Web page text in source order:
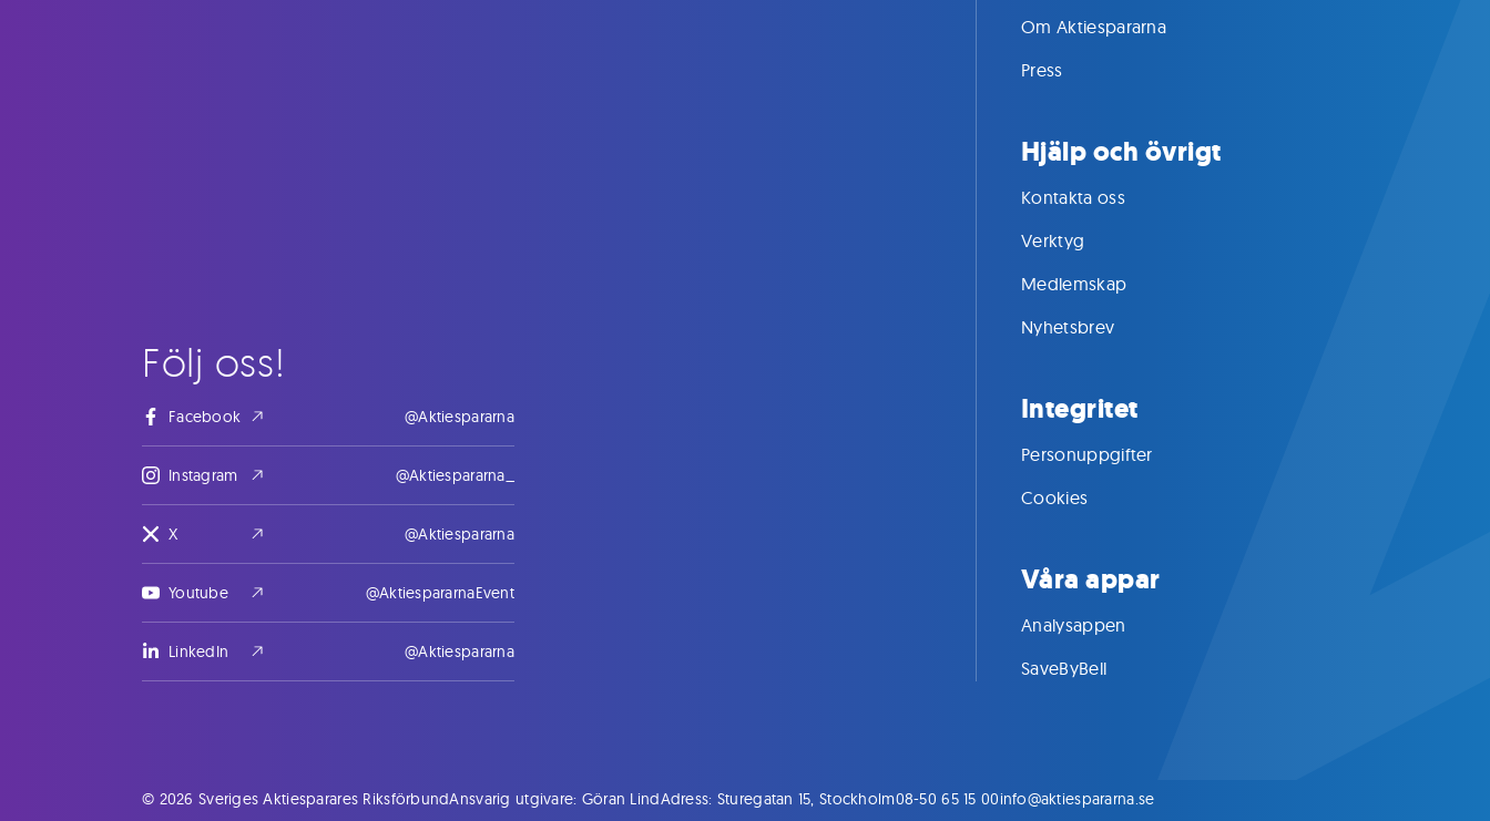
Följ oss!
Facebook @Aktiespararna
Instagram @Aktiespararna_
X @Aktiespararna
Youtube @AktiespararnaEvent
LinkedIn @Aktiespararna
Om Aktiespararna
Press
Hjälp och övrigt
Kontakta oss
Verktyg
Medlemskap
Nyhetsbrev
Integritet
Personuppgifter
Cookies
Våra appar
Analysappen
SaveByBell
© 2026 Sveriges Aktiesparares RiksförbundAnsvarig utgivare: Göran LindAdress: Sturegatan 15, Stockholm08-50 65 15 00info@aktiespararna.se